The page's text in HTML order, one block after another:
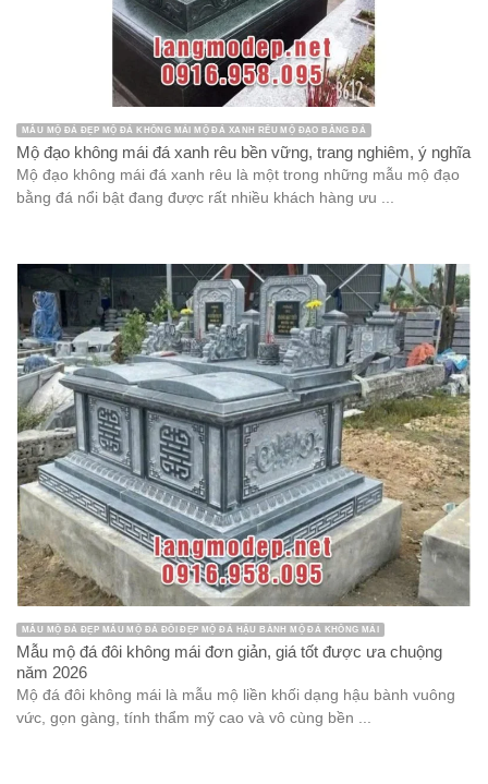
MẪU MỘ ĐÁ ĐẸP MỘ ĐÁ KHÔNG MÁI MỘ ĐÁ XANH RÊU MỘ ĐẠO BẰNG ĐÁ
Mộ đạo không mái đá xanh rêu bền vững, trang nghiêm, ý nghĩa
Mộ đạo không mái đá xanh rêu là một trong những mẫu mộ đạo
bằng đá nổi bật đang được rất nhiều khách hàng ưu ...
MẪU MỘ ĐÁ ĐẸP MẪU MỘ ĐÁ ĐÔI ĐẸP MỘ ĐÁ HẬU BÀNH MỘ ĐÁ KHÔNG MÁI
Mẫu mộ đá đôi không mái đơn giản, giá tốt được ưa chuộng
năm 2026
Mộ đá đôi không mái là mẫu mộ liền khối dạng hậu bành vuông
vức, gọn gàng, tính thẩm mỹ cao và vô cùng bền ...